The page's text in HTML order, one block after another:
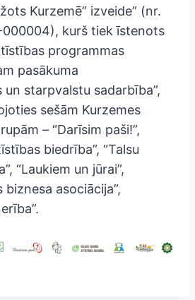
Kurzemē” izveide” (nr.
kurš tiek īstenots
programmas
pasākuma
starpvalstu sadarbība”,
sešām Kurzemes
– “Darīsim paši!”,
biedrība”, “Talsu
“Laukiem un jūrai”,
biznesa asociācija”,